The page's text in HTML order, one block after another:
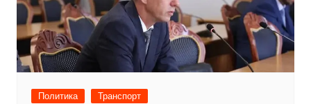
Политика Транспорт